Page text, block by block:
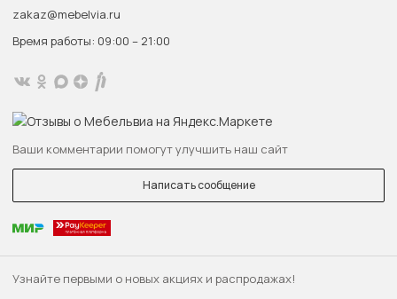
Узнайте первыми о новых акциях и распродажах!
zakaz@mebelvia.ru
Время работы: 09:00 – 21:00
Ваши комментарии помогут улучшить наш сайт
Написать сообщение